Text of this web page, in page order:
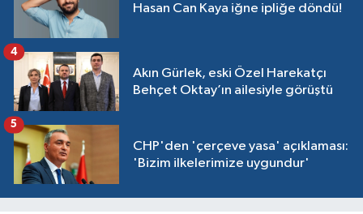
Hasan Can Kaya iğne ipliğe döndü!
Akın Gürlek, eski Özel Harekatçı
Behçet Oktay’ın ailesiyle görüştü
4
CHP'den 'çerçeve yasa' açıklaması:
'Bizim ilkelerimize uygundur'
5